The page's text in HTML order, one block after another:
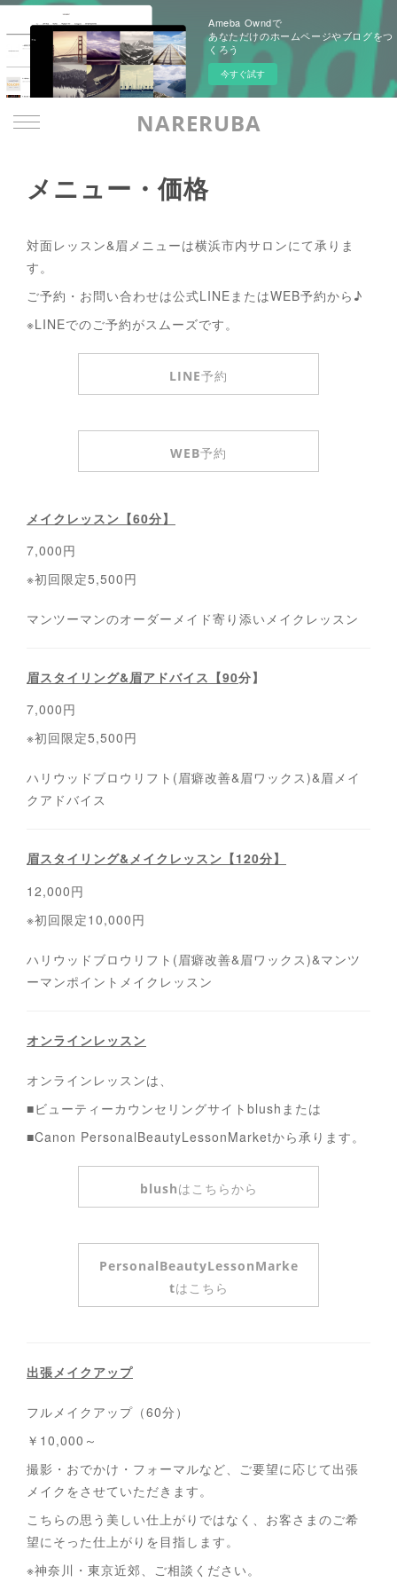
Ameba Owndで
あなただけのホームページやブログをつ
くろう
今すぐ試す
NARERUBA
メニュー・価格
対面レッスン&眉メニューは横浜市内サロンにて承りま
す。
ご予約・お問い合わせは公式LINEまたはWEB予約から♪
※LINEでのご予約がスムーズです。
LINE予約
WEB予約
メイクレッスン【60分】
7,000円
※初回限定5,500円
マンツーマンのオーダーメイド寄り添いメイクレッスン
眉スタイリング&眉アドバイス【90分】
7,000円
※初回限定5,500円
ハリウッドブロウリフト(眉癖改善&眉ワックス)&眉メイ
クアドバイス
眉スタイリング&メイクレッスン【120分】
12,000円
※初回限定10,000円
ハリウッドブロウリフト(眉癖改善&眉ワックス)&マンツ
ーマンポイントメイクレッスン
オンラインレッスン
オンラインレッスンは、
■ビューティーカウンセリングサイトblushまたは
■Canon PersonalBeautyLessonMarketから承ります。
blushはこちらから
PersonalBeautyLessonMarke
tはこちら
出張メイクアップ
フルメイクアップ（60分）
￥10,000～
撮影・おでかけ・フォーマルなど、ご要望に応じて出張
メイクをさせていただきます。
こちらの思う美しい仕上がりではなく、お客さまのご希
望にそった仕上がりを目指します。
※神奈川・東京近郊、ご相談ください。